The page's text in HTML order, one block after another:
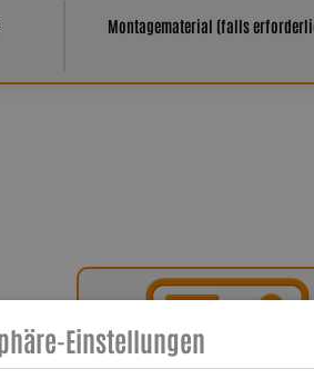
Montagematerial (falls
Einstellungen